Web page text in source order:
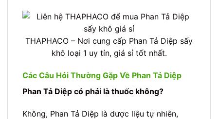
THAPHACO – Nơi cung cấp Phan Tả Diệp sấy
khô loại 1 uy tín, giá sỉ tốt nhất.
Các Câu Hỏi Thường Gặp Về Phan Tả Diệp
Phan Tả Diệp có phải là thuốc không?
Không, Phan Tả Diệp là dược liệu tự nhiên,